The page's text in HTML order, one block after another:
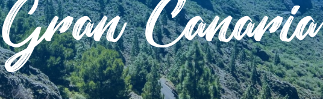
Gran Canaria